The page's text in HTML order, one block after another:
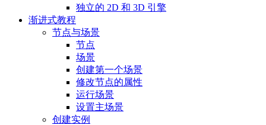
独立的 2D 和 3D 引擎
渐进式教程
节点与场景
节点
场景
创建第一个场景
修改节点的属性
运行场景
设置主场景
创建实例